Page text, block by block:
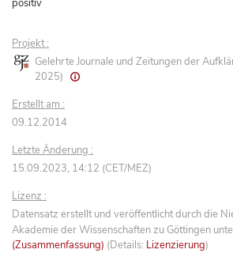
positiv
Projekt :
Gelehrte Journale und Zeitungen der
2025)
Erstellt am :
09.12.2014
Letzte Änderung :
15.09.2023, 14:12 (CET/MEZ)
Lizenz :
Datensatz erstellt und veröffentlicht durch die
Akademie der Wissenschaften zu Göttingen
(Zusammenfassung) (Details: Lizenzierung)